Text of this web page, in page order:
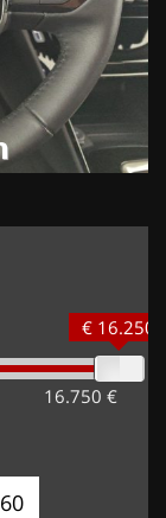
16.750 €
€ 16.250
60